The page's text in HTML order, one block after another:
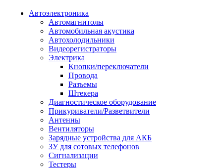
Автоэлектроника
Автомагнитолы
Автомобильная акустика
Автохолодильники
Видеорегистраторы
Электрика
Кнопки/переключатели
Провода
Разъемы
Штекера
Диагностическое оборудование
Прикуриватели/Разветвители
Антенны
Вентиляторы
Зарядные устройства для АКБ
ЗУ для сотовых телефонов
Сигнализации
Тестеры